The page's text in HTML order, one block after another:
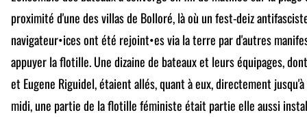
proximité d'une des villas de Bolloré, là où un fest-deiz
navigateur•ices ont été rejoint•es via la terre par d'autres
appuyer la flotille. Une dizaine de bateaux et leurs équipages,
et Eugene Riguidel, étaient allés, quant à eux, directement
midi, une partie de la flotille féministe était partie elle aussi